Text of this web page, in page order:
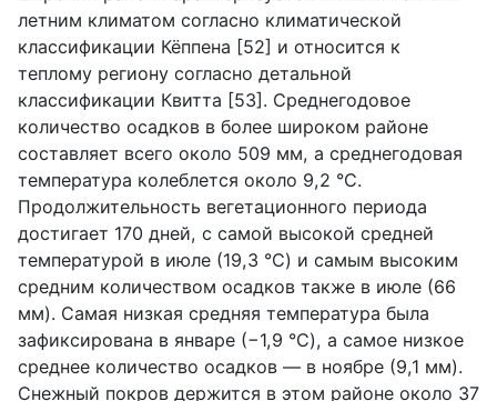
летним климатом согласно климатической
классификации Кёппена [52] и относится к
теплому региону согласно детальной
классификации Квитта [53]. Среднегодовое
количество осадков в более широком районе
составляет всего около 509 мм, а среднегодовая
температура колеблется около 9,2 °C.
Продолжительность вегетационного периода
достигает 170 дней, с самой высокой средней
температурой в июле (19,3 °C) и самым высоким
средним количеством осадков также в июле (66
мм). Самая низкая средняя температура была
зафиксирована в январе (−1,9 °C), а самое низкое
среднее количество осадков — в ноябре (9,1 мм).
Снежный покров держится в этом районе около 37